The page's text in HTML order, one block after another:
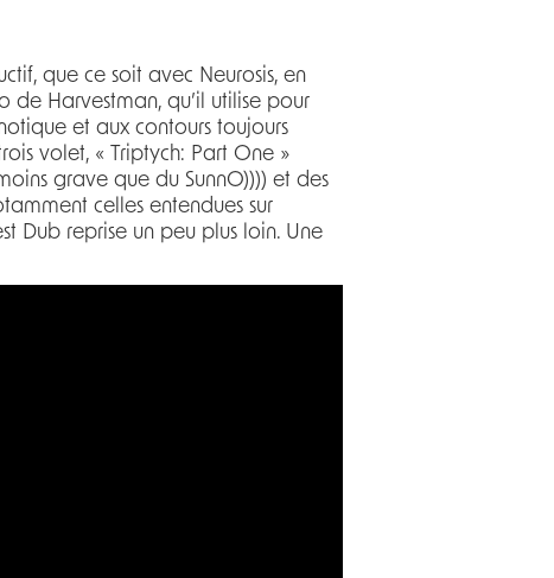
que ce soit avec Neurosis, en
de Harvestman, qu’il utilise pour
et aux contours toujours
volet, « Triptych: Part One »
grave que du SunnO)))) et des
celles entendues sur
Dub reprise un peu plus loin. Une